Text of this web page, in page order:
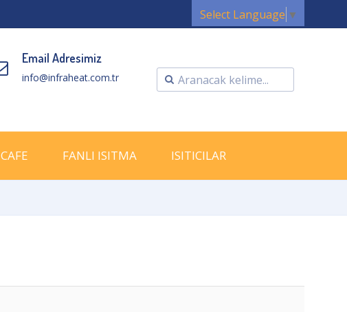
Select Language ▼
Email Adresimiz
info@infraheat.com.tr
CAFE FANLI ISITMA ISITICILAR